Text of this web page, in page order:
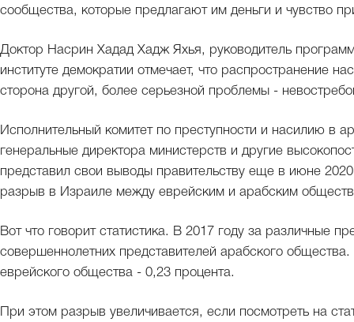
сообщества, которые предлагают им деньги и чувство
Доктор Насрин Хадад Хадж Яхья, руководитель
институте демократии отмечает, что распространение
сторона другой, более серьезной проблемы -
Исполнительный комитет по преступности и насилию в
генеральные директора министерств и другие
представил свои выводы правительству еще в июне
разрыв в Израиле между еврейским и арабским
Вот что говорит статистика. В 2017 году за различные
совершеннолетних представителей арабского
еврейского общества - 0,23 процента.
При этом разрыв увеличивается, если посмотреть на